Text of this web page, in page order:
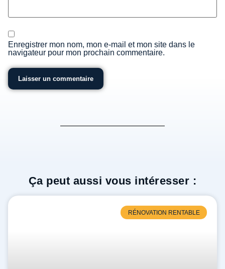
Enregistrer mon nom, mon e-mail et mon site dans le
navigateur pour mon prochain commentaire.
Ça peut aussi vous intéresser :
RÉNOVATION RENTABLE